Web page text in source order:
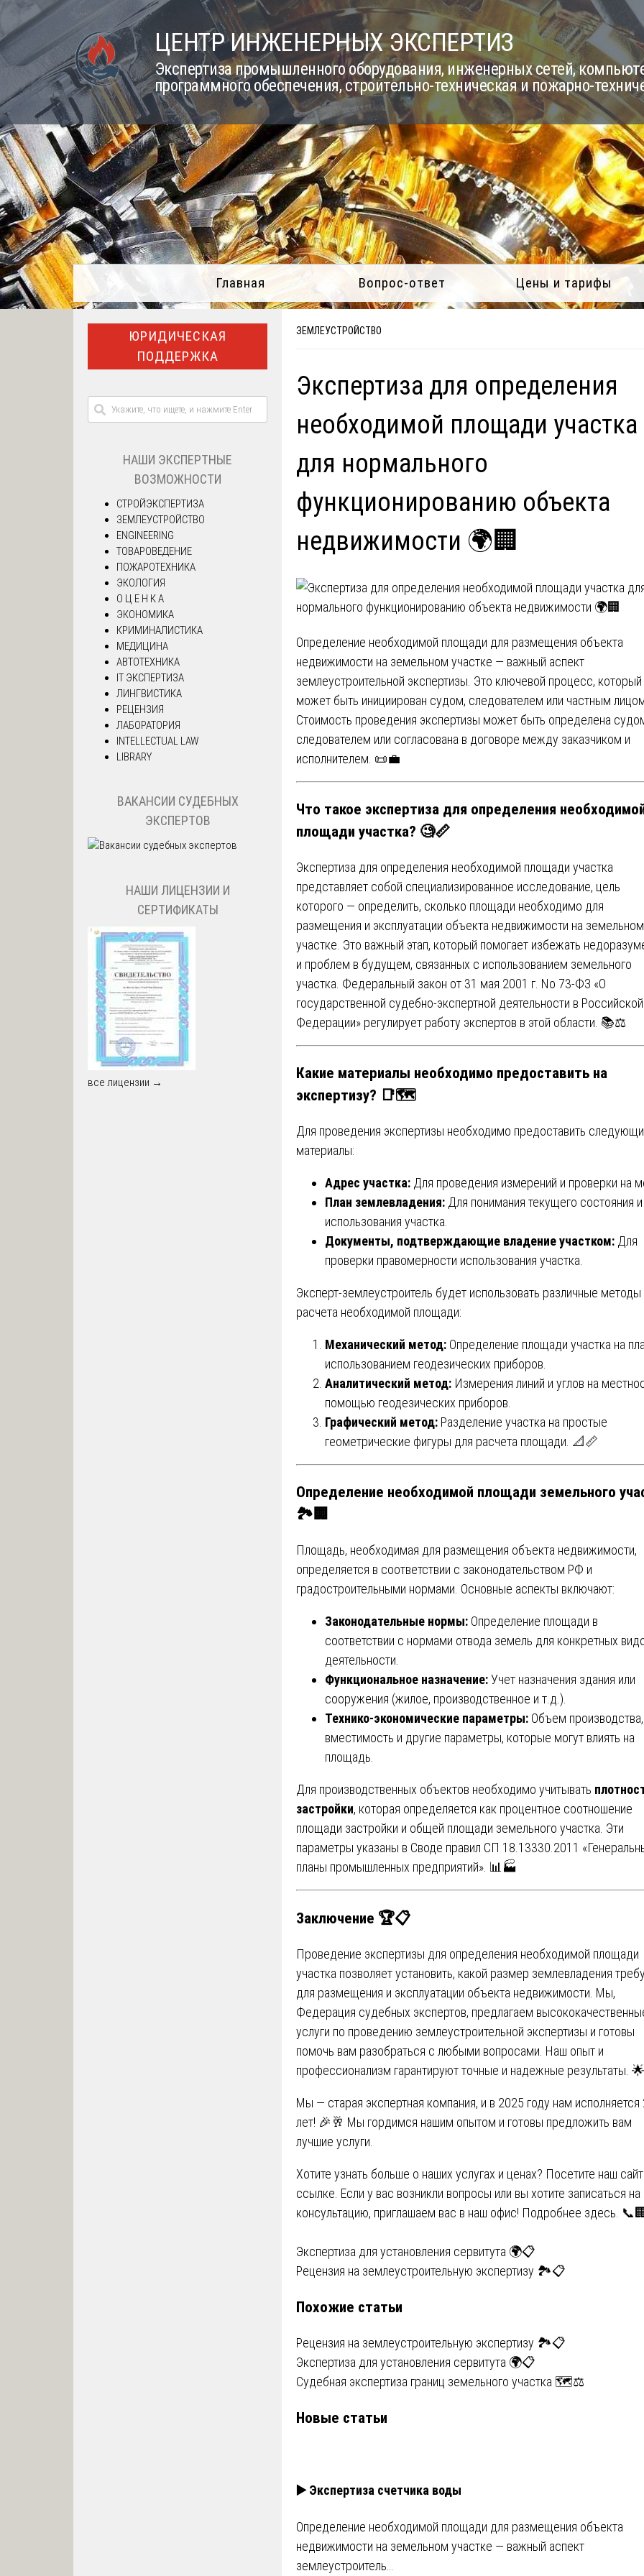
Skip
to
content
ЦЕНТР ИНЖЕНЕРНЫХ ЭКСПЕРТИЗ
Экспертиза промышленного оборудования, инженерных сетей,
программного обеспечения, строительно-техническая и пожарно-
Главная Вопрос-ответ Цены и тарифы
ЗЕМЛЕУСТРОЙСТВО
Экспертиза для определения
необходимой площади участка
для нормального
функционированию объекта
недвижимости 🌍🏢
Определение необходимой площади для размещения объекта
недвижимости на земельном участке — важный аспект
землеустроительной экспертизы. Это ключевой процесс, который
может быть инициирован судом, следователем или частным
Стоимость проведения экспертизы может быть определена
следователем или согласована в договоре между заказчиком и
исполнителем. 📜💼
Что такое экспертиза для определения
площади участка? 🧐📏
Экспертиза для определения необходимой площади участка
представляет собой специализированное исследование, цель
которого — определить, сколько площади необходимо для
размещения и эксплуатации объекта недвижимости на земельном
участке. Это важный этап, который помогает избежать
и проблем в будущем, связанных с использованием земельного
участка. Федеральный закон от 31 мая 2001 г. No 73-ФЗ «О
государственной судебно-экспертной деятельности в Российской
Федерации» регулирует работу экспертов в этой области. 📚⚖️
Какие материалы необходимо предоставить на
экспертизу? 📑🗺️
Для проведения экспертизы необходимо предоставить
материалы:
Адрес участка: Для проведения измерений и проверки на
План землевладения: Для понимания текущего состояния и
использования участка.
Документы, подтверждающие владение участком: Для
проверки правомерности использования участка.
Эксперт-землеустроитель будет использовать различные методы
расчета необходимой площади:
Механический метод: Определение площади участка на
использованием геодезических приборов.
Аналитический метод: Измерения линий и углов на
помощью геодезических приборов.
Графический метод: Разделение участка на простые
геометрические фигуры для расчета площади. 📐📏
Определение необходимой площади земельного
🏞️🏢
Площадь, необходимая для размещения объекта недвижимости,
определяется в соответствии с законодательством РФ и
градостроительными нормами. Основные аспекты включают:
Законодательные нормы: Определение площади в
соответствии с нормами отвода земель для конкретных
деятельности.
Функциональное назначение:Учет назначения здания или
сооружения (жилое, производственное и т.д.).
Технико-экономические параметры: Объем производства,
вместимость и другие параметры, которые могут влиять на
площадь.
Для производственных объектов необходимо учитывать
застройки, которая определяется как процентное соотношение
площади застройки и общей площади земельного участка. Эти
параметры указаны в Своде правил СП 18.13330.2011
планы промышленных предприятий». 📊🏭
Заключение 🏆📋
Проведение экспертизы для определения необходимой площади
участка позволяет установить, какой размер землевладения
для размещения и эксплуатации объекта недвижимости. Мы,
Федерация судебных экспертов, предлагаем
услуги по проведению землеустроительной экспертизы и готовы
помочь вам разобраться с любыми вопросами. Наш опыт и
профессионализм гарантируют точные и надежные результаты.
Мы — старая экспертная компания, и в 2025 году нам исполняется
лет! 🎉🥂 Мы гордимся нашим опытом и готовы предложить вам
лучшие услуги.
Хотите узнать больше о наших услугах и ценах? Посетите наш сайт
ссылке . Если у вас возникли вопросы или вы хотите записаться на
консультацию, приглашаем вас в наш офис! Подробнее здесь .
Навигация
по
записям
Экспертиза для установления сервитута 🌍📋
Рецензия на землеустроительную экспертизу 🏞️📋
Похожие статьи
Рецензия на землеустроительную экспертизу 🏞️📋
Экспертиза для установления сервитута 🌍📋
Судебная экспертиза границ земельного участка 🗺️⚖️
Новые статьи
▶️ Экспертиза счетчика воды
Определение необходимой площади для размещения объекта
недвижимости на земельном участке — важный аспект
землеустроитель…
ЮРИДИЧЕСКАЯ
ПОДДЕРЖКА
НАШИ ЭКСПЕРТНЫЕ
ВОЗМОЖНОСТИ
СТРОЙЭКСПЕРТИЗА
ЗЕМЛЕУСТРОЙСТВО
ENGINEERING
ТОВАРОВЕДЕНИЕ
ПОЖАРОТЕХНИКА
ЭКОЛОГИЯ
О Ц Е Н К А
ЭКОНОМИКА
КРИМИНАЛИСТИКА
МЕДИЦИНА
АВТОТЕХНИКА
IT ЭКСПЕРТИЗА
ЛИНГВИСТИКА
РЕЦЕНЗИЯ
ЛАБОРАТОРИЯ
INTELLECTUAL LAW
LIBRARY
ВАКАНСИИ СУДЕБНЫХ
ЭКСПЕРТОВ
НАШИ ЛИЦЕНЗИИ И
СЕРТИФИКАТЫ
все лицензии →